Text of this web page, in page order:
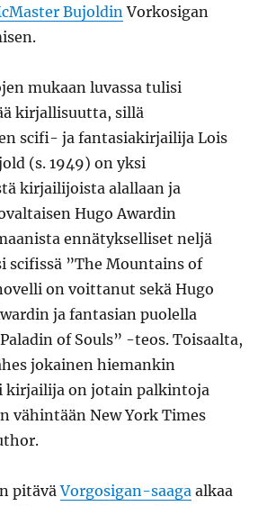
BujoldinVorkosigan
mukaan luvassa tulisi
kirjallisuutta, sillä
scifi- ja fantasiakirjailija Lois
(s. 1949) on yksi
kirjailijoista alallaan ja
Hugo Awardin
ennätykselliset neljä
scifissä ”The Mountains of
on voittanut sekä Hugo
ja fantasian puolella
of Souls” -teos. Toisaalta,
jokainen hiemankin
kirjailija on jotain palkintoja
vähintään New York Times
pitäväVorgosigan-saaga alkaa